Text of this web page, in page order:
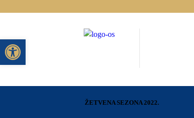
Open toolbar
ŽETVENA SEZONA 2022.